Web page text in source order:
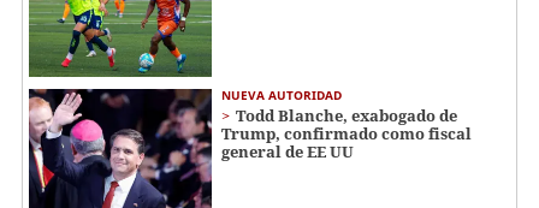
NUEVA AUTORIDAD
Todd Blanche, exabogado de
Trump, confirmado como fiscal
general de EE UU